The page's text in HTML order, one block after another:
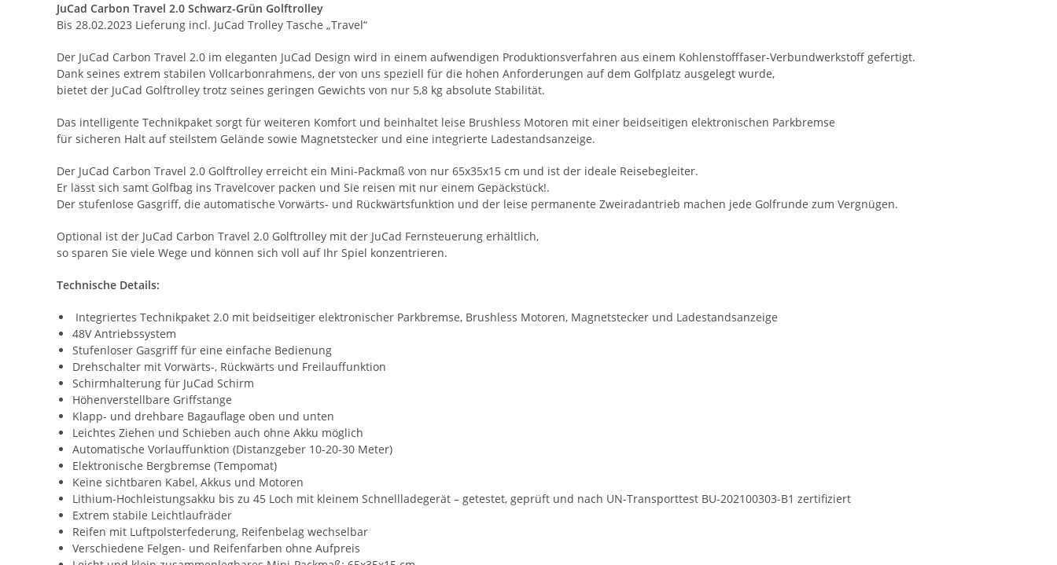
JuCad Carbon Travel 2.0 Schwarz-Grün Golftrolley
Bis 28.02.2023 Lieferung incl. JuCad Trolley Tasche „Travel“
Der JuCad Carbon Travel 2.0 im eleganten JuCad Design wird in einem aufwendigen Produktionsverfahren aus einem Kohlenstofffaser-Verbundwerkstoff gefertigt.
Dank seines extrem stabilen Vollcarbonrahmens, der von uns speziell für die hohen Anforderungen auf dem Golfplatz ausgelegt wurde,
bietet der JuCad Golftrolley trotz seines geringen Gewichts von nur 5,8 kg absolute Stabilität.
Das intelligente Technikpaket sorgt für weiteren Komfort und beinhaltet leise Brushless Motoren mit einer beidseitigen elektronischen Parkbremse
für sicheren Halt auf steilstem Gelände sowie Magnetstecker und eine integrierte Ladestandsanzeige.
Der JuCad Carbon Travel 2.0 Golftrolley erreicht ein Mini-Packmaß von nur 65x35x15 cm und ist der ideale Reisebegleiter.
Er lässt sich samt Golfbag ins Travelcover packen und Sie reisen mit nur einem Gepäckstück!.
Der stufenlose Gasgriff, die automatische Vorwärts- und Rückwärtsfunktion und der leise permanente Zweiradantrieb machen jede Golfrunde zum Vergnügen.
Optional ist der JuCad Carbon Travel 2.0 Golftrolley mit der JuCad Fernsteuerung erhältlich,
so sparen Sie viele Wege und können sich voll auf Ihr Spiel konzentrieren.
Technische Details:
Integriertes Technikpaket 2.0 mit beidseitiger elektronischer Parkbremse, Brushless Motoren, Magnetstecker und Ladestandsanzeige
48V Antriebssystem
Stufenloser Gasgriff für eine einfache Bedienung
Drehschalter mit Vorwärts-, Rückwärts und Freilauffunktion
Schirmhalterung für JuCad Schirm
Höhenverstellbare Griffstange
Klapp- und drehbare Bagauflage oben und unten
Leichtes Ziehen und Schieben auch ohne Akku möglich
Automatische Vorlauffunktion (Distanzgeber 10-20-30 Meter)
Elektronische Bergbremse (Tempomat)
Keine sichtbaren Kabel, Akkus und Motoren
Lithium-Hochleistungsakku bis zu 45 Loch mit kleinem Schnellladegerät – getestet, geprüft und nach UN-Transporttest BU-202100303-B1 zertifiziert
Extrem stabile Leichtlaufräder
Reifen mit Luftpolsterfederung, Reifenbelag wechselbar
Verschiedene Felgen- und Reifenfarben ohne Aufpreis